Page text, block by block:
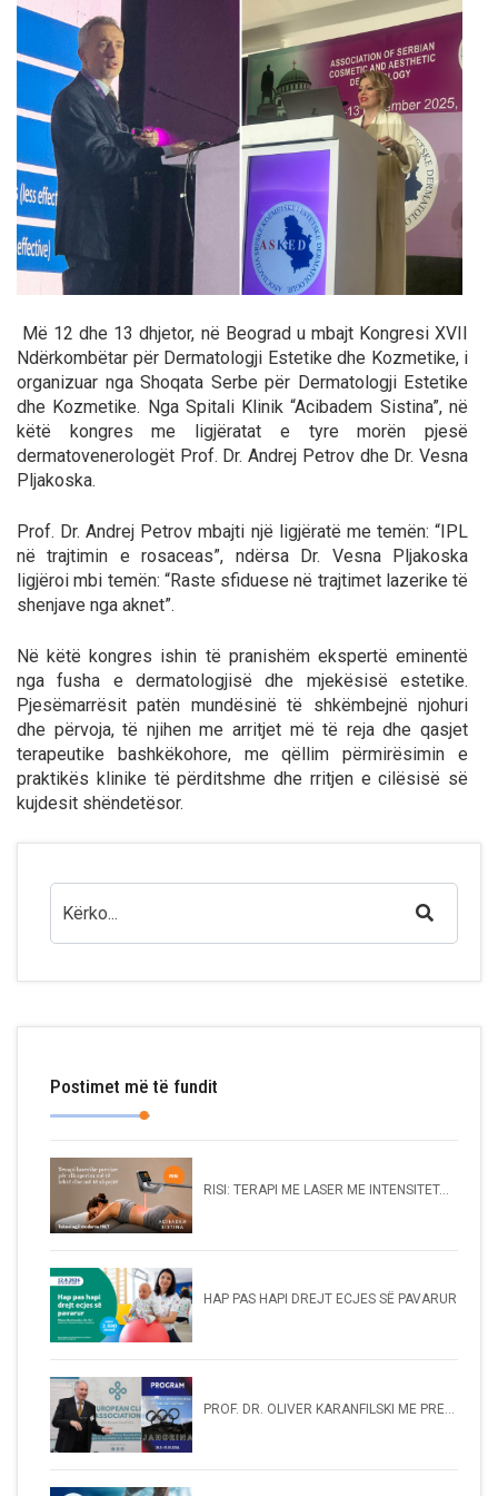
Më 12 dhe 13 dhjetor, në Beograd u mbajt Kongresi XVII
Ndërkombëtar për Dermatologji Estetike dhe Kozmetike, i
organizuar nga Shoqata Serbe për Dermatologji Estetike
dhe Kozmetike. Nga Spitali Klinik “Acibadem Sistina”, në
këtë kongres me ligjëratat e tyre morën pjesë
dermatovenerologët Prof. Dr. Andrej Petrov dhe Dr. Vesna
Pljakoska.
Prof. Dr. Andrej Petrov mbajti një ligjëratë me temën: “IPL
në trajtimin e rosaceas”, ndërsa Dr. Vesna Pljakoska
ligjëroi mbi temën: “Raste sfiduese në trajtimet lazerike të
shenjave nga aknet”.
Në këtë kongres ishin të pranishëm ekspertë eminentë
nga fusha e dermatologjisë dhe mjekësisë estetike.
Pjesëmarrësit patën mundësinë të shkëmbejnë njohuri
dhe përvoja, të njihen me arritjet më të reja dhe qasjet
terapeutike bashkëkohore, me qëllim përmirësimin e
praktikës klinike të përditshme dhe rritjen e cilësisë së
kujdesit shëndetësor.
Postimet më të fundit
RISI: TERAPI ME LASER ME INTENSITET...
HAP PAS HAPI DREJT ECJES SË PAVARUR
PROF. DR. OLIVER KARANFILSKI ME PRE...